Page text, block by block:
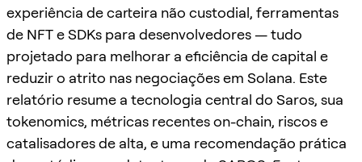
experiência de carteira não custodial, ferramentas
de NFT e SDKs para desenvolvedores — tudo
projetado para melhorar a eficiência de capital e
reduzir o atrito nas negociações em Solana. Este
relatório resume a tecnologia central do Saros, sua
tokenomics, métricas recentes on-chain, riscos e
catalisadores de alta, e uma recomendação prática